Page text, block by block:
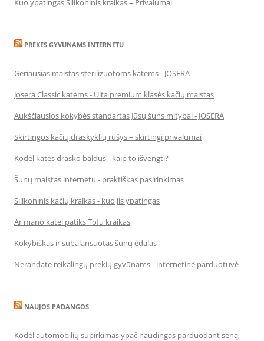
Kuo ypatingas Silikoninis kraikas – Privalumai
PREKES GYVUNAMS INTERNETU
Geriausias maistas sterilizuotoms katėms - JOSERA
Josera Classic katėms - Ulta premium klasės kačių maistas
Aukščiausios kokybės standartas Jūsų šuns mitybai - JOSERA
Skirtingos kačių draskyklių rūšys – skirtingi privalumai
Kodėl katės drasko baldus - kaip to išvengti?
Šunų maistas internetu - praktiškas pasirinkimas
Silikoninis kačių kraikas - kuo jis ypatingas
Ar mano katei patiks Tofu kraikas
Kokybiškas ir subalansuotas šunų ėdalas
Nerandate reikalingų prekių gyvūnams - internetinė parduotuvė
NAUJOS PADANGOS
Kodėl automobilių supirkimas ypač naudingas parduodant seną,